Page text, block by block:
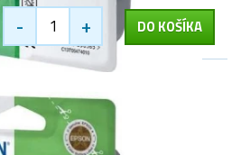
- + DO KOŠÍKA